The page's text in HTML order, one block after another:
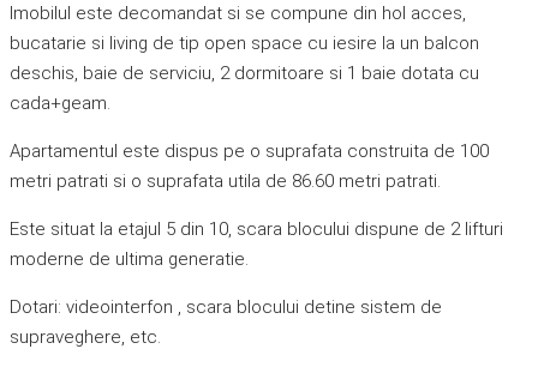
Imobilul este decomandat si se compune din hol acces,
bucatarie si living de tip open space cu iesire la un balcon
deschis, baie de serviciu, 2 dormitoare si 1 baie dotata cu
cada+geam.
Apartamentul este dispus pe o suprafata construita de 100
metri patrati si o suprafata utila de 86.60 metri patrati.
Este situat la etajul 5 din 10, scara blocului dispune de 2 lifturi
moderne de ultima generatie.
Dotari: videointerfon , scara blocului detine sistem de
supraveghere, etc.